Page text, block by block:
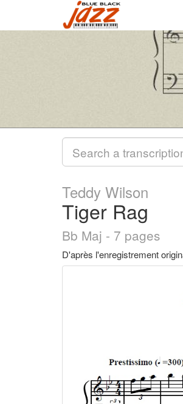
Teddy Wilson
Tiger Rag
Bb Maj - 7 pages
D'après l'enregistrement